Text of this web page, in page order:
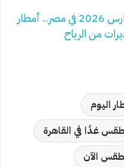
حالة الطقس اليوم الخميس 26 مارس 2026 في مصر.. أمطار
من الرياح
اليوم
غدًا في القاهرة
الآن